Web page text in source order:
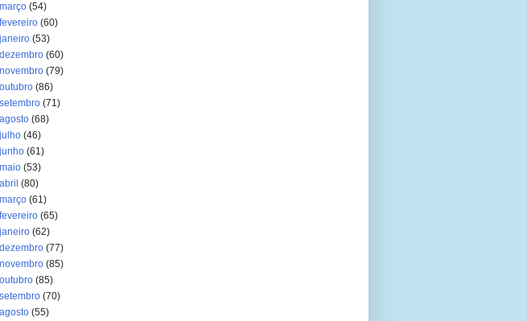
março (54)
fevereiro (60)
janeiro (53)
dezembro (60)
novembro (79)
outubro (86)
setembro (71)
agosto (68)
julho (46)
junho (61)
maio (53)
abril (80)
março (61)
fevereiro (65)
janeiro (62)
dezembro (77)
novembro (85)
outubro (85)
setembro (70)
agosto (55)